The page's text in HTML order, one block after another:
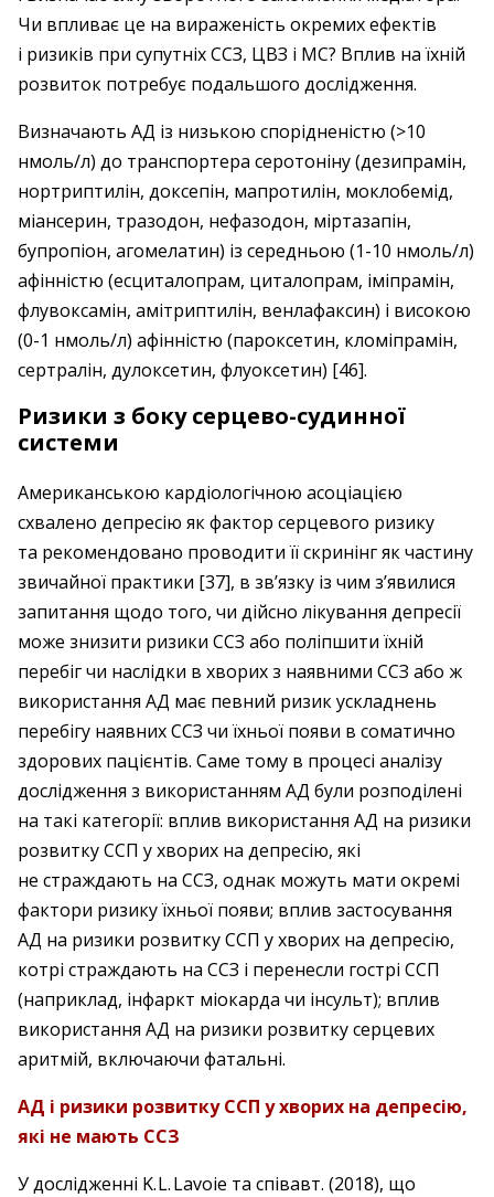
Чи впливає це на вираженість окремих ефектів
і ризиків при супутніх ССЗ, ЦВЗ і МС? Вплив на їхній
розвиток потребує подальшого дослідження.
Визначають АД із низькою спорідненістю (>10
нмоль/л) до транспортера серотоніну (дезипрамін,
нортриптилін, доксепін, мапротилін, моклобемід,
міансерин, тразодон, нефазодон, міртазапін,
бупропіон, агомелатин) із середньою (1-10 нмоль/л)
афінністю (есциталопрам, циталопрам, іміпрамін,
флувоксамін, амітриптилін, венлафаксин) і високою
(0-1 нмоль/л) афінністю (пароксетин, кломіпрамін,
сертралін, дулоксетин, флуоксетин) [46].
Ризики з боку серцево-судинної
системи
Американською кардіологічною асоціацією
схвалено депресію як фактор серцевого ризику
та рекомендовано проводити її скринінг як частину
звичайної практики [37], в зв’язку із чим з’явилися
запитання щодо того, чи дійсно лікування депресії
може знизити ризики ССЗ або поліпшити їхній
перебіг чи наслідки в хворих з наявними ССЗ або ж
використання АД має певний ризик ускладнень
перебігу наявних ССЗ чи їхньої появи в соматично
здорових пацієнтів. Саме тому в процесі аналізу
дослідження з використанням АД були розподілені
на такі категорії: вплив використання АД на ризики
розвитку ССП у хворих на депресію, які
не страждають на ССЗ, однак можуть мати окремі
фактори ризику їхньої появи; вплив застосування
АД на ризики розвитку ССП у хворих на депресію,
котрі страждають на ССЗ і перенесли гострі ССП
(наприклад, інфаркт міокарда чи інсульт); вплив
використання АД на ризики розвитку серцевих
аритмій, включаючи фатальні.
АД і ризики розвитку ССП у хворих на депресію,
які не мають ССЗ
У дослідженні K. L. Lavoie та співавт. (2018), що